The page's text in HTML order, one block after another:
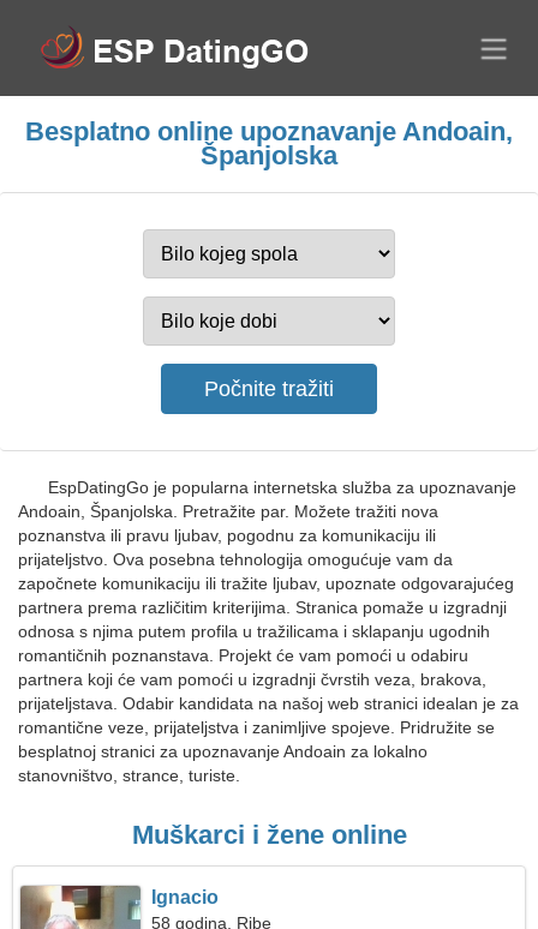
Besplatno online upoznavanje Andoain,
Španjolska
EspDatingGo je popularna internetska služba za upoznavanje
Andoain, Španjolska. Pretražite par. Možete tražiti nova
poznanstva ili pravu ljubav, pogodnu za komunikaciju ili
prijateljstvo. Ova posebna tehnologija omogućuje vam da
započnete komunikaciju ili tražite ljubav, upoznate odgovarajućeg
partnera prema različitim kriterijima. Stranica pomaže u izgradnji
odnosa s njima putem profila u tražilicama i sklapanju ugodnih
romantičnih poznanstava. Projekt će vam pomoći u odabiru
partnera koji će vam pomoći u izgradnji čvrstih veza, brakova,
prijateljstava. Odabir kandidata na našoj web stranici idealan je za
romantične veze, prijateljstva i zanimljive spojeve. Pridružite se
besplatnoj stranici za upoznavanje Andoain za lokalno
stanovništvo, strance, turiste.
Muškarci i žene online
Ignacio
58 godina, Ribe